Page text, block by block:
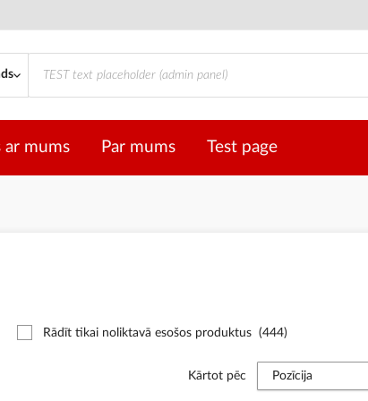
ar mums Par mums Test page
Rādīt tikai noliktavā esošos produktus (444)
Kārtot pēc